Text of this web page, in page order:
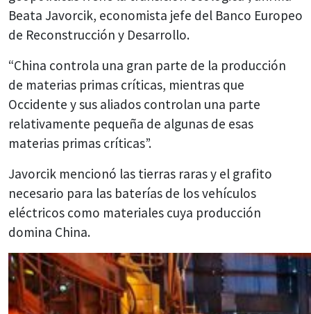
Beata Javorcik, economista jefe del Banco Europeo
de Reconstrucción y Desarrollo.
“China controla una gran parte de la producción
de materias primas críticas, mientras que
Occidente y sus aliados controlan una parte
relativamente pequeña de algunas de esas
materias primas críticas”.
Javorcik mencionó las tierras raras y el grafito
necesario para las baterías de los vehículos
eléctricos como materiales cuya producción
domina China.